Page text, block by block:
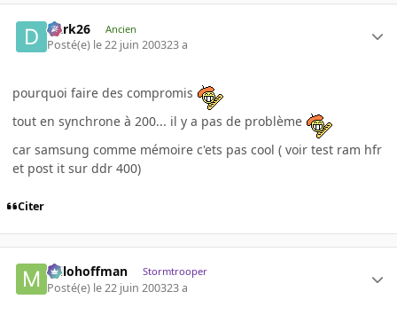
Dark26 Ancien
Posté(e) le 22 juin 200323 a
pourquoi faire des compromis
tout en synchrone à 200... il y a pas de problème
car samsung comme mémoire c'ets pas cool ( voir test ram hfr
et post it sur ddr 400)
Citer
milohoffman Stormtrooper
Posté(e) le 22 juin 200323 a